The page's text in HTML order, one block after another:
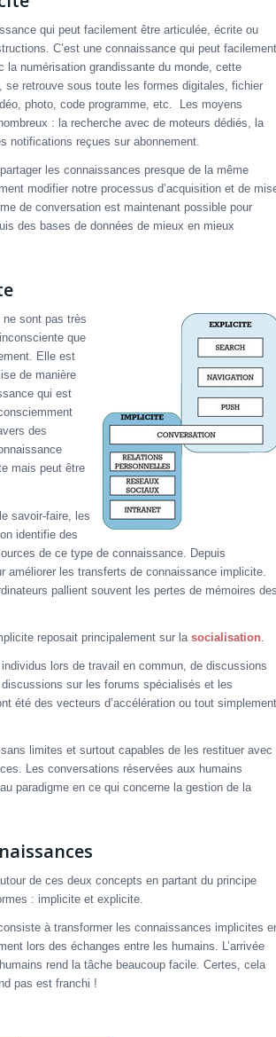
qui peut facilement être articulée, écrite ou
C’est une connaissance qui peut facilement
la numérisation grandissante du monde, cette
retrouve sous toute les formes digitales, fichier
photo, code programme, etc. Les moyens
: la recherche avec de moteurs dédiés, la
notifications reçues sur abonnement.
les connaissances presque de la même
modifier notre processus d’acquisition et de
de conversation est maintenant possible pour
des bases de données de mieux en mieux
sont pas très
que
Elle est
de manière
qui est
des
mais peut être
savoir-faire, les
identifie des
de ce type de connaissance. Depuis
améliorer les transferts de connaissance implicite.
pallient souvent les pertes de mémoires
reposait principalement sur la socialisation
lors de travail en commun, de discussions
sur les forums spécialisés et les
été des vecteurs d’accélération ou tout simplement
limites et surtout capables de les restituer avec
Les conversations réservées aux humains
paradigme en ce qui concerne la gestion de la
de ces deux concepts en partant du principe
: implicite et explicite.
à transformer les connaissances implicites
lors des échanges entre les humains. L’arrivée
rend la tâche beaucoup facile. Certes, cela
pas est franchi !